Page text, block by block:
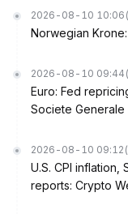
2026-08-10 10:06
Norwegian
2026-08-10 09:44
Euro: Fed
Societe Generale
2026-08-10 09:12
U.S. CPI inflation,
reports: Crypto